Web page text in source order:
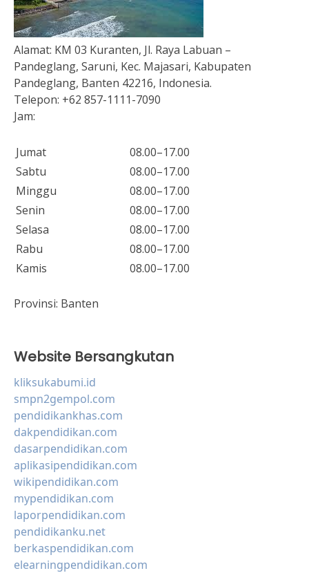
Alamat: KM 03 Kuranten, Jl. Raya Labuan –
Pandeglang, Saruni, Kec. Majasari, Kabupaten
Pandeglang, Banten 42216, Indonesia.
Telepon: +62 857-1111-7090
Jam:
Jumat
08.00–17.00
Sabtu
08.00–17.00
Minggu
08.00–17.00
Senin
08.00–17.00
Selasa
08.00–17.00
Rabu
08.00–17.00
Kamis
08.00–17.00
Provinsi: Banten
Website Bersangkutan
kliksukabumi.id
smpn2gempol.com
pendidikankhas.com
dakpendidikan.com
dasarpendidikan.com
aplikasipendidikan.com
wikipendidikan.com
mypendidikan.com
laporpendidikan.com
pendidikanku.net
berkaspendidikan.com
elearningpendidikan.com